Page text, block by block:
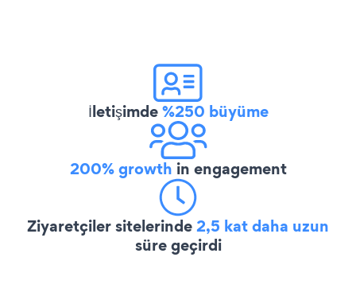
İletişimde%250 büyüme
200% growth in engagement
Ziyaretçiler sitelerinde2,5 kat daha uzun
süre geçirdi